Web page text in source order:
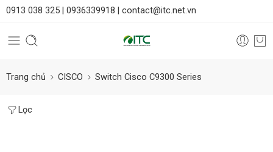
0913 038 325 | 0936339918 | contact@itc.net.vn
Trang chủ CISCO Switch Cisco C9300 Series
Lọc